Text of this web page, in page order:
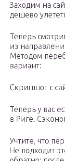
Заходим на
дешево
Теперь
из
Методом
вариант:
Скриншот с
Теперь у вас
в Риге.
Учтите, что
Не подходит